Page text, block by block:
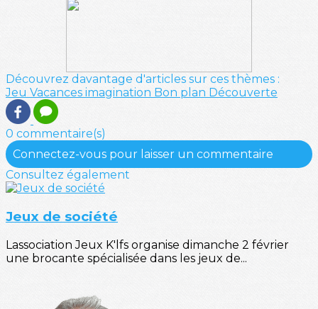
Découvrez davantage d'articles sur ces thèmes :
Jeu Vacances imagination Bon plan Découverte
0 commentaire(s)
Connectez-vous pour laisser un commentaire
Consultez également
Jeux de société
Lassociation Jeux K'lfs organise dimanche 2 février
une brocante spécialisée dans les jeux de...